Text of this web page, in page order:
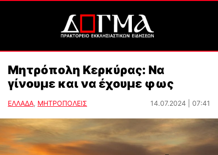
Μητρόπολη Κερκύρας: Να
γίνουμε και να έχουμε φως
ΕΛΛΑΔΑ, ΜΗΤΡΟΠΟΛΕΙΣ 14.07.2024 | 07:41